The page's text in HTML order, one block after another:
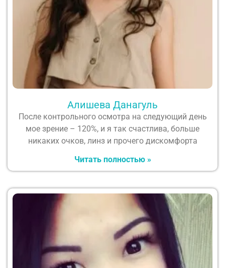
Алишева Данагуль
После контрольного осмотра на следующий день
мое зрение – 120%, и я так счастлива, больше
никаких очков, линз и прочего дискомфорта
Читать полностью »